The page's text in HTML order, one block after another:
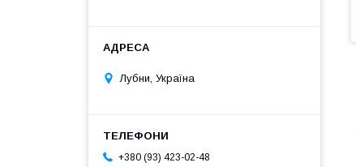
Лубни, Україна
+380 (93) 423-02-48